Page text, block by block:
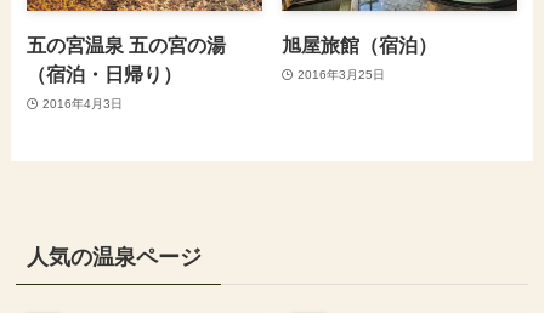
五の宮温泉 五の宮の湯
（宿泊・日帰り）
2016年4月3日
旭屋旅館（宿泊）
2016年3月25日
人気の温泉ページ